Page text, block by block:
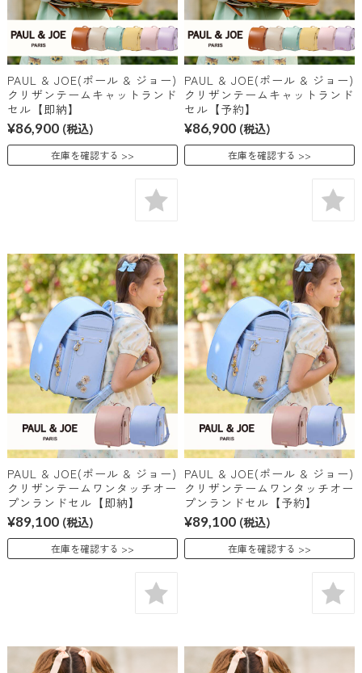
PAUL & JOE(ポール & ジョー)
クリザンテームキャットランド
セル【即納】
¥86,900 (税込)
在庫を確認する
PAUL & JOE(ポール & ジョー)
クリザンテームキャットランド
セル【予約】
¥86,900 (税込)
在庫を確認する
PAUL & JOE(ポール & ジョー)
クリザンテームワンタッチオー
プンランドセル【即納】
¥89,100 (税込)
在庫を確認する
PAUL & JOE(ポール & ジョー)
クリザンテームワンタッチオー
プンランドセル【予約】
¥89,100 (税込)
在庫を確認する